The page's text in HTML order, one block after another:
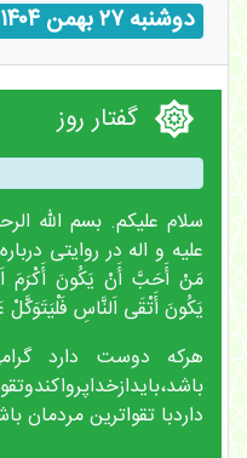
دوشنبه ۲۷ بهمن ۱۴۰۴
گفتار روز
سلام علیکم. بسم الله
علیه و اله در روایتی
مَنْ أَحَبَّ أَنْ یَکُونَ أَکْرَمَ
یَکُونَ أَتْقَى اَلنَّاسِ فَلْیَتَوَکَّلْ
هرکه دوست دارد
داردبا تقواترین مردمان